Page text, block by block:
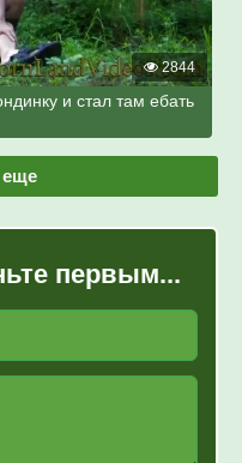
2844
и стал там ебать
еще
первым...